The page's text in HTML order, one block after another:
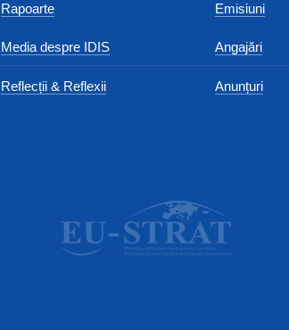
Rapoarte
Media despre IDIS
Reflecții & Reflexii
Emisiuni
Angajări
Anunțuri